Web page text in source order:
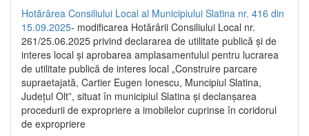
Hotărârea Consiliului Local al Municipiului Slatina nr. 416 din
15.09.2025- modificarea Hotărârii Consiliului Local nr.
261/25.06.2025 privind declararea de utilitate publică și de
interes local și aprobarea amplasamentului pentru lucrarea
de utilitate publică de interes local „Construire parcare
supraetajată, Cartier Eugen Ionescu, Muncipiul Slatina,
Județul Olt”, situat în municipiul Slatina și declanșarea
procedurii de expropriere a imobilelor cuprinse în coridorul
de expropriere